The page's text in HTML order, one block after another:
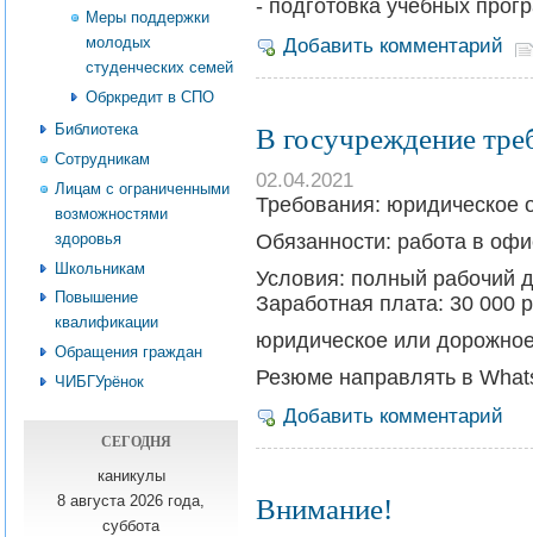
Меры поддержки
молодых
студенческих семей
Обркредит в СПО
Библиотека
Сотрудникам
Лицам с ограниченными
возможностями
здоровья
Школьникам
Повышение
квалификации
Обращения граждан
ЧИБГУрёнок
СЕГОДНЯ
каникулы
8 августа 2026 года,
суббота
- подготовка учебных
Добавить комментарий
В госучреждение
02.04.2021
Требования: юридическое
Обязанности: работа в
Условия: полный рабочий
Заработная плата: 30 000
юридическое или
Резюме направлять в
Добавить комментарий
Внимание!